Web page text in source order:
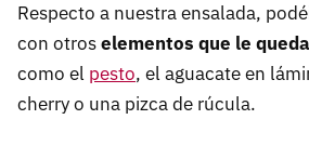
Respecto a nuestra ensalada,
con otroselementos que le
como el pesto, el aguacate en
cherry o una pizca de rúcula.